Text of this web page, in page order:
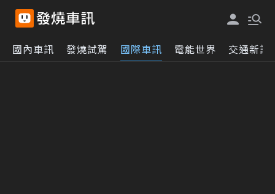
國內車訊 發燒試駕 國際車訊 電能世界 交通新訊